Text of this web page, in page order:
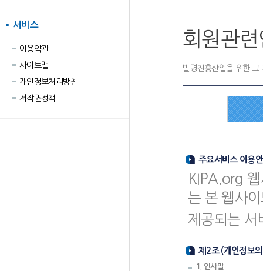
서비스
이용약관
사이트맵
개인정보처리방침
저작권정책
회원관
발명진흥산업을 위한 그
주요서비스 이용
KIPA.org
는 본 웹사
제공되는 서
제2조 (개인정보
1. 인사말